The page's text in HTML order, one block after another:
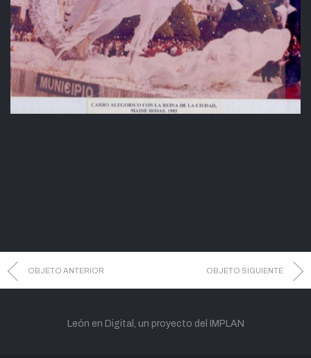
OBJETO ANTERIOR OBJETO SIGUIENTE
León en Digital, un proyecto del IMPLAN